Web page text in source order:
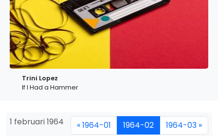
Trini Lopez
If I Had a Hammer
1 februari 1964 « 1964-01 1964-02 1964-03 »